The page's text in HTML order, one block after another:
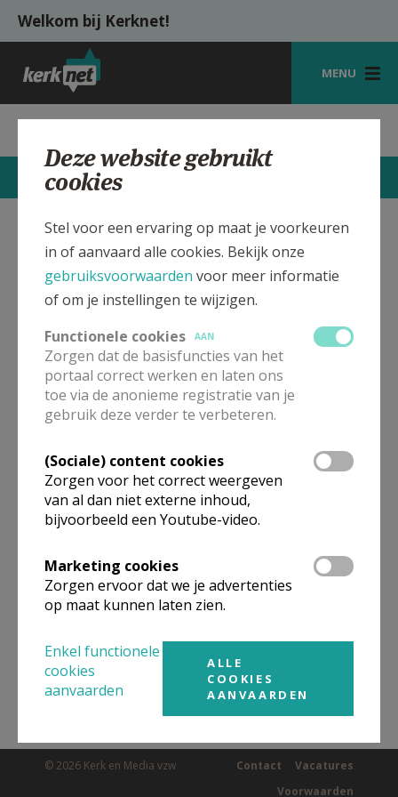
Overslaan en naar de inhoud gaan
Welkom bij Kerknet!
MENU
STARTPAGINA
KERK
VIERINGEN
SHOP
ZOEKEN
HULP
MIJN PAROCHIE
AANMELDEN OF REGISTREREN
CONTACTEN
Verbergen
St.-Bavo Kerk Watou
Bekijk de details voor de weekendvieringen die doorgaan
kerken in de buurt.
ALLE DETAILS TONEN
Omgeving
Niet gevonden wat je zocht? Hier vind je
organisaties, in de buurt.
Kerken in of nabijWATOU
© 2026 Kerk en Media vzw Vacatures
Contact
Voorwaarden
Deze website gebruikt
cookies
Stel voor een ervaring op maat je voorkeuren
in of aanvaard alle cookies. Bekijk onze
gebruiksvoorwaarden voor meer informatie
of om je instellingen te wijzigen.
Functionele cookies
AAN
Zorgen dat de basisfuncties van het
portaal correct werken en laten ons
toe via de anonieme registratie van je
gebruik deze verder te verbeteren.
(Sociale) content cookies
Zorgen voor het correct weergeven
van al dan niet externe inhoud,
bijvoorbeeld een Youtube-video.
Marketing cookies
Zorgen ervoor dat we je advertenties
op maat kunnen laten zien.
Enkel functionele
cookies
aanvaarden
ALLE
COOKIES
AANVAARDEN